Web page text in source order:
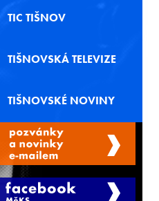
TIC TIŠNOV
TIŠNOVSKÁ TELEVIZE
TIŠNOVSKÉ NOVINY